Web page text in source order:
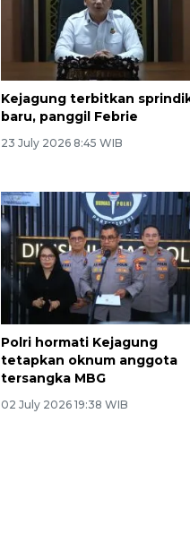
Kejagung terbitkan
baru, panggil Febrie
23 July 2026 8:45 WIB
Polri hormati Kejagung
tetapkan oknum anggota
tersangka MBG
02 July 2026 19:38 WIB